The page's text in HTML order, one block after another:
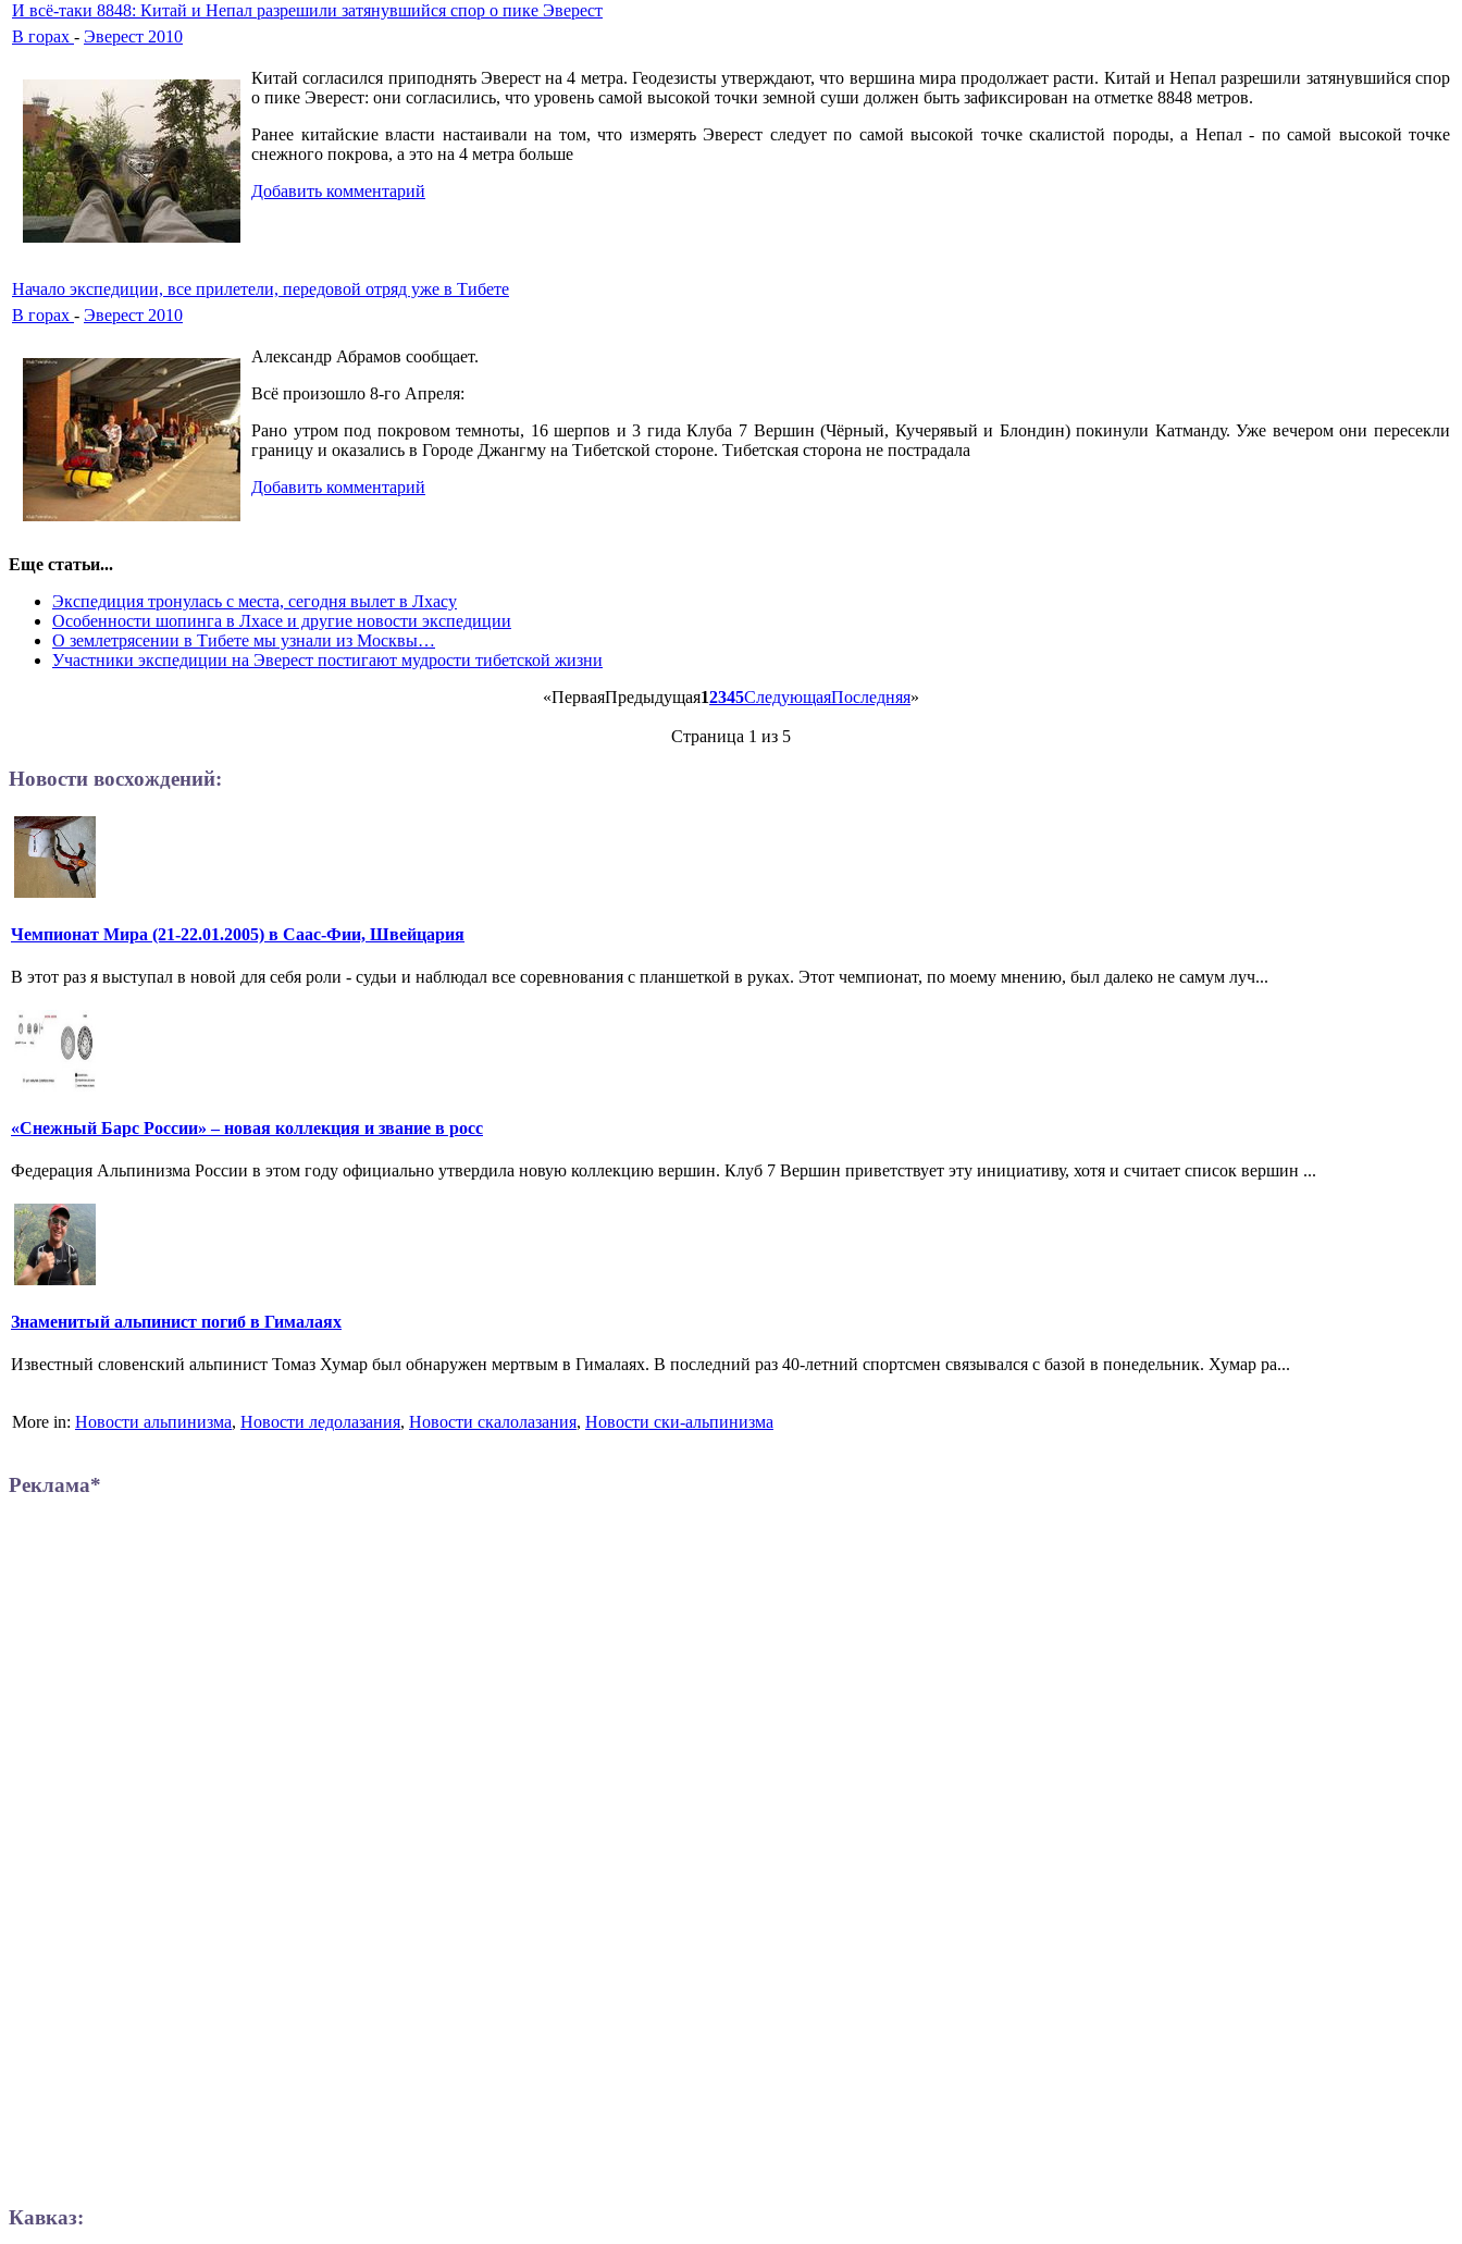
И всё-таки 8848: Китай и Непал разрешили затянувшийся спор о пике Эверест
В горах - Эверест 2010
Китай согласился приподнять Эверест на 4 метра. Геодезисты утверждают, что вершина мира продолжает расти. Китай и Непал разрешили затянувшийся спор
о пике Эверест: они согласились, что уровень самой высокой точки земной суши должен быть зафиксирован на отметке 8848 метров.
Ранее китайские власти настаивали на том, что измерять Эверест следует по самой высокой точке скалистой породы, а Непал - по самой высокой точке
снежного покрова, а это на 4 метра больше
Добавить комментарий
Начало экспедиции, все прилетели, передовой отряд уже в Тибете
В горах - Эверест 2010
Александр Абрамов сообщает.
Всё произошло 8-го Апреля:
Рано утром под покровом темноты, 16 шерпов и 3 гида Клуба 7 Вершин (Чёрный, Кучерявый и Блондин) покинули Катманду. Уже вечером они пересекли
границу и оказались в Городе Джангму на Тибетской стороне. Тибетская сторона не пострадала
Добавить комментарий
Еще статьи...
Экспедиция тронулась с места, сегодня вылет в Лхасу
Особенности шопинга в Лхасе и другие новости экспедиции
О землетрясении в Тибете мы узнали из Москвы…
Участники экспедиции на Эверест постигают мудрости тибетской жизни
«ПерваяПредыдущая12345СледующаяПоследняя»
Страница 1 из 5
Новости восхождений:
Чемпионат Мира (21-22.01.2005) в Саас-Фии, Швейцария
В этот раз я выступал в новой для себя роли - судьи и наблюдал все соревнования с планшеткой в руках. Этот чемпионат, по моему мнению, был далеко не самум луч...
«Снежный Барс России» – новая коллекция и звание в росс
Федерация Альпинизма России в этом году официально утвердила новую коллекцию вершин. Клуб 7 Вершин приветствует эту инициативу, хотя и считает список вершин ...
Знаменитый альпинист погиб в Гималаях
Известный словенский альпинист Томаз Хумар был обнаружен мертвым в Гималаях. В последний раз 40-летний спортсмен связывался с базой в понедельник. Хумар ра...
More in: Новости альпинизма, Новости ледолазания, Новости скалолазания, Новости ски-альпинизма
Реклама*
Кавказ: